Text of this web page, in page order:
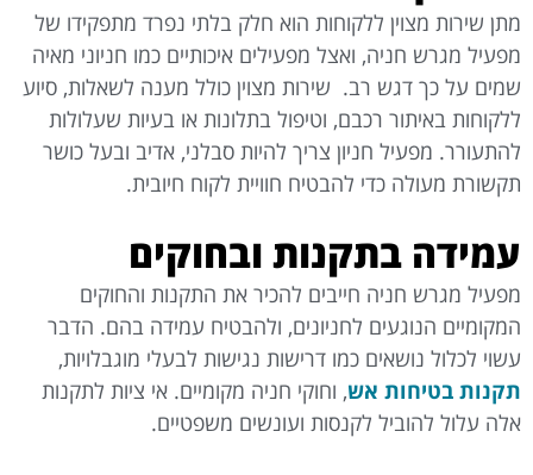
מתן שירות מצוין ללקוחות הוא חלק בלתי נפרד מתפקידו של
מפעיל מגרש חניה, ואצל מפעילים איכותיים כמו חניוני מאיה
שמים על כך דגש רב. שירות מצוין כולל מענה לשאלות, סיוע
ללקוחות באיתור רכבם, וטיפול בתלונות או בעיות שעלולות
להתעורר. מפעיל חניון צריך להיות סבלני, אדיב ובעל כושר
תקשורת מעולה כדי להבטיח חוויית לקוח חיובית.
עמידה בתקנות ובחוקים
מפעיל מגרש חניה חייבים להכיר את התקנות והחוקים
המקומיים הנוגעים לחניונים, ולהבטיח עמידה בהם. הדבר
עשוי לכלול נושאים כמו דרישות נגישות לבעלי מוגבלויות,
תקנות בטיחות אש, וחוקי חניה מקומיים. אי ציות לתקנות
אלה עלול להוביל לקנסות ועונשים משפטיים.